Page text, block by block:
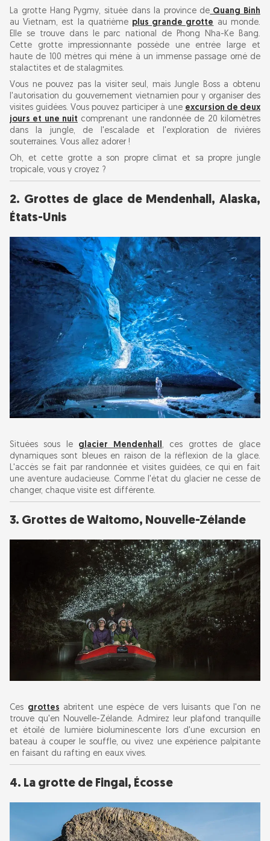
5. La Grotte Bleue, Capri, Italie
6. Grottes d'Ajanta, Inde
7. Grotte de la Flûte de roseau, Chine
8. Grottes de marbre, Chili
9. Mammoth Cave, Kentucky, États-Unis
10. Eisriesenwelt Ice Cave, Autriche
11. Grottes de Skocjan, Slovénie
13. Grotte de Son Doong, Vietnam
Conseils de voyage pour les aventures
spéléologiques
La grotte Hang Pygmy, située dans la province de Quang Binh
au Vietnam, est la quatrième plus grande grotte au monde.
Elle se trouve dans le parc national de Phong Nha-Ke Bang.
Cette grotte impressionnante possède une entrée large et
haute de 100 mètres qui mène à un immense passage orné de
stalactites et de stalagmites.
Vous ne pouvez pas la visiter seul, mais Jungle Boss a obtenu
l'autorisation du gouvernement vietnamien pour y organiser des
visites guidées. Vous pouvez participer à une excursion de deux
jours et une nuit comprenant une randonnée de 20 kilomètres
dans la jungle, de l'escalade et l'exploration de rivières
souterraines. Vous allez adorer !
Oh, et cette grotte a son propre climat et sa propre jungle
tropicale, vous y croyez ?
2. Grottes de glace de Mendenhall, Alaska,
États-Unis
Situées sous le glacier Mendenhall, ces grottes de glace
dynamiques sont bleues en raison de la réflexion de la glace.
L'accès se fait par randonnée et visites guidées, ce qui en fait
une aventure audacieuse. Comme l'état du glacier ne cesse de
changer, chaque visite est différente.
3. Grottes de Waitomo, Nouvelle-Zélande
Ces grottes abritent une espèce de vers luisants que l'on ne
trouve qu'en Nouvelle-Zélande. Admirez leur plafond tranquille
et étoilé de lumière bioluminescente lors d'une excursion en
bateau à couper le souffle, ou vivez une expérience palpitante
en faisant du rafting en eaux vives.
4. La grotte de Fingal, Écosse